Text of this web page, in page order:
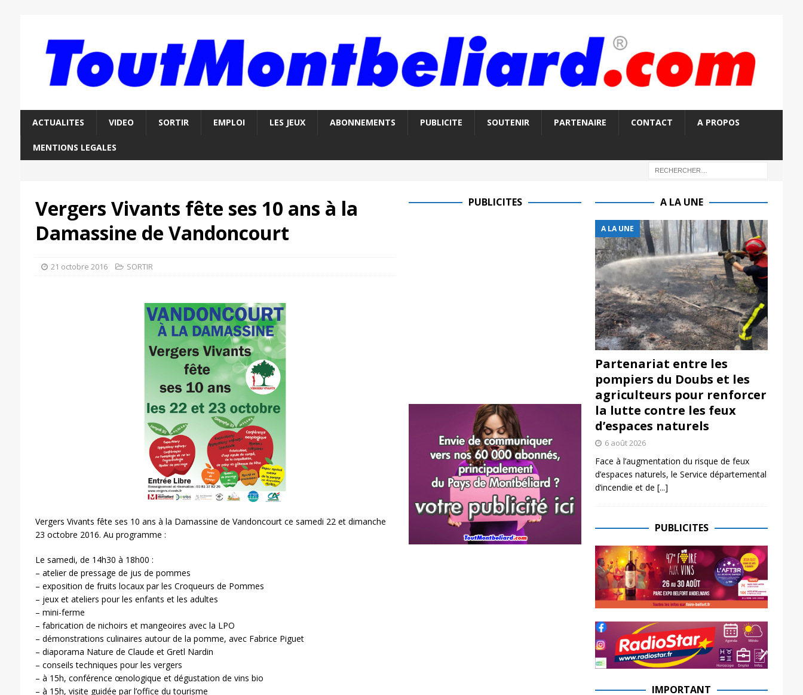
ACTUALITES VIDEO SORTIR EMPLOI LES JEUX ABONNEMENTS PUBLICITE SOUTENIR PARTENAIRE CONTACT A PROPOS
MENTIONS LEGALES
Vergers Vivants fête ses 10 ans à la
Damassine de Vandoncourt
21 octobre 2016 SORTIR
Vergers Vivants fête ses 10 ans à la Damassine de Vandoncourt ce samedi 22 et dimanche
23 octobre 2016. Au programme :
Le samedi, de 14h30 à 18h00 :
– atelier de pressage de jus de pommes
– exposition de fruits locaux par les Croqueurs de Pommes
– jeux et ateliers pour les enfants et les adultes
– mini-ferme
– fabrication de nichoirs et mangeoires avec la LPO
– démonstrations culinaires autour de la pomme, avec Fabrice Piguet
– diaporama Nature de Claude et Gretl Nardin
– conseils techniques pour les vergers
– à 15h, conférence œnologique et dégustation de vins bio
– à 15h, visite guidée par l’office du tourisme
PUBLICITES A LA UNE
A LA UNE
Partenariat entre les
pompiers du Doubs et les
agriculteurs pour renforcer
la lutte contre les feux
d’espaces naturels
6 août 2026
Face à l’augmentation du risque de feux
d’espaces naturels, le Service départemental
d’incendie et de [...]
PUBLICITES
IMPORTANT